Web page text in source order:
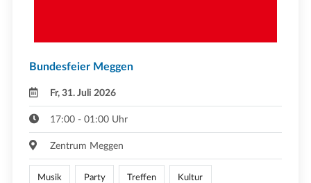
Bundesfeier Meggen
Fr, 31. Juli 2026
17:00 - 01:00 Uhr
Zentrum Meggen
Musik Party Treffen Kultur